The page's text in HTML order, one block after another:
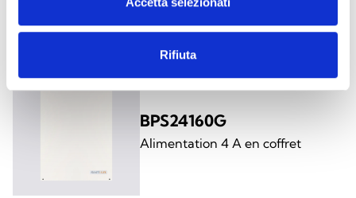
Rifiuta
BPS24160G
Alimentation 4 A en coffret